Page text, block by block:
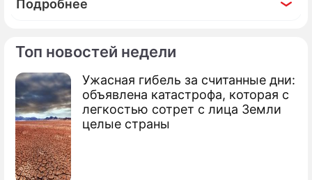
Топ новостей недели
Ужасная гибель за считанные дни:
объявлена катастрофа, которая с
легкостью сотрет с лица Земли
целые страны
Подробнее
По теме
Япония и КНР настаивают на
переговорах
Ким Чен Ира лишили роскоши